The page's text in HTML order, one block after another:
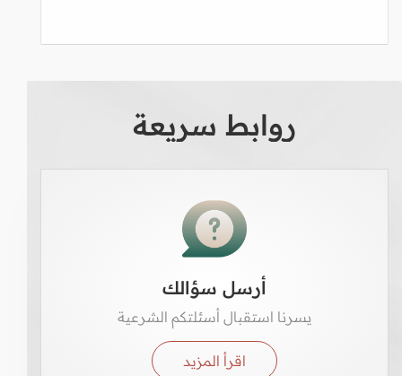
روابط سريعة
أرسل سؤالك
يسرنا استقبال أسئلتكم الشرعية
اقرأ المزيد